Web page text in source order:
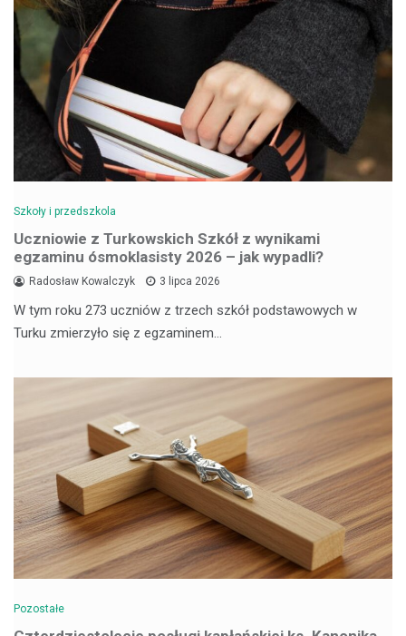
Szkoły i przedszkola
Uczniowie z Turkowskich Szkół z wynikami
egzaminu ósmoklasisty 2026 – jak wypadli?
Radosław Kowalczyk 3 lipca 2026
W tym roku 273 uczniów z trzech szkół podstawowych w
Turku zmierzyło się z egzaminem…
Pozostałe